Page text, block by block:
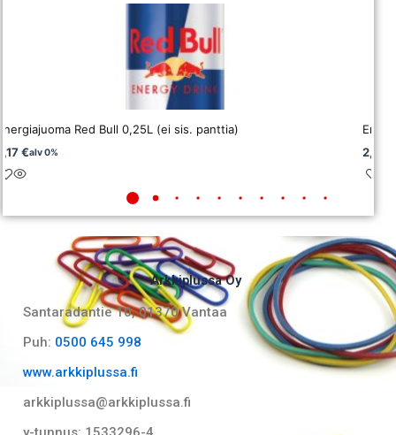
Red Bull 0,25L (ei sis. panttia)
€alv 0%
2,06
Arkkiplussa Oy
Santaradantie 10, 01370 Vantaa​
Puh: 0500 645 998
www.arkkiplussa.fi
arkkiplussa@arkkiplussa.fi